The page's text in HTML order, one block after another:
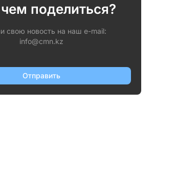
поделиться?
свою новость на наш e-mail:
info@cmn.kz
Отправить